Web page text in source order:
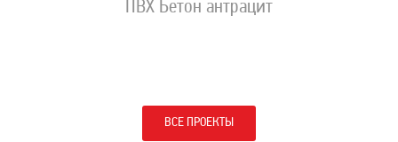
ПВХ Бетон антрацит
ВСЕ ПРОЕКТЫ